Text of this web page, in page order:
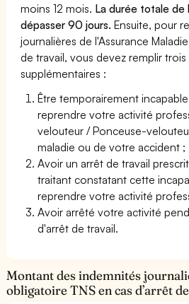
moins 12 mois. La durée totale de
dépasser 90 jours. Ensuite, pour
journalières de l'Assurance
de travail, vous devez remplir
supplémentaires :
Être temporairement
reprendre votre activité
velouteur / Ponceuse-
maladie ou de votre accident ;
Avoir un arrêt de travail
traitant constatant cette
reprendre votre activité
Avoir arrêté votre activité
d'arrêt de travail.
Montant des indemnités
obligatoire TNS en cas d’arrêt